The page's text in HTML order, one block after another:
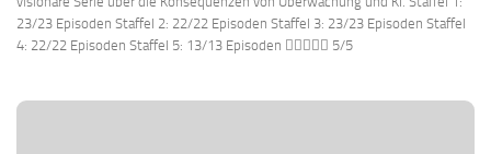
23/23 Episoden Staffel 2: 22/22 Episoden Staffel 3: 23/23 Episoden Staffel
4: 22/22 Episoden Staffel 5: 13/13 Episoden  5/5